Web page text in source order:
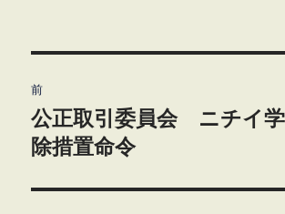
稿
ナ
ビ
前
前
の
稿:
公正取引委員会 ニチイ
除措置命令